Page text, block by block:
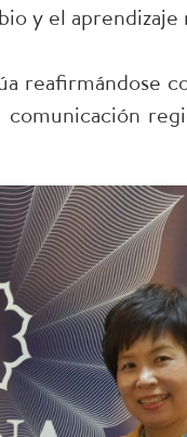
y el aprendizaje
reafirmándose